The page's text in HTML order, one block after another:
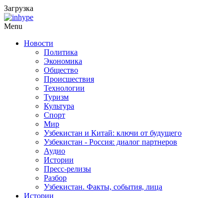
Загрузка
Menu
Новости
Политика
Экономика
Общество
Происшествия
Технологии
Туризм
Культура
Спорт
Мир
Узбекистан и Китай: ключи от будущего
Узбекистан - Россия: диалог партнеров
Аудио
Истории
Пресс-релизы
Разбор
Узбекистан. Факты, события, лица
Истории